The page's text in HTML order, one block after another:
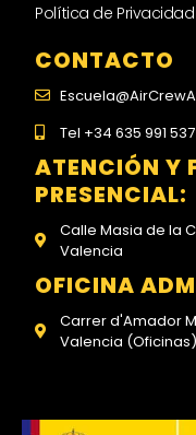
Política de
CONTACTO
Tel +34 635 991 537
ATENCIÓN Y
PRESENCIAL:
Calle Masia de la
Valencia
OFICINA
Carrer d'Amador
Valencia (Oficinas)